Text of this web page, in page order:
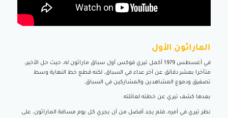
الماراثون الأول
في أغسطس 1979 أكمل تيري فوكس أول سباق ماراثون له، حيث حل الأخير،
متأخرا بعشر دقائق عن آخر عداء في السباق، لكنه قطع خط النهاية وسط
تصفيق ودموع المشاهدين والمشاركين في السباق.
بعدها كشف تيري عن خطته لعائلته.
نظر تيري في أمره، فلم يجد أفضل من أن يجري كل يوم مسافة الماراثون، على